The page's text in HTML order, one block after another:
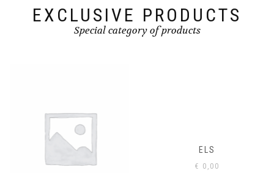
EXCLUSIVE PRODUCTS
Special category of products
ELS
€0,00